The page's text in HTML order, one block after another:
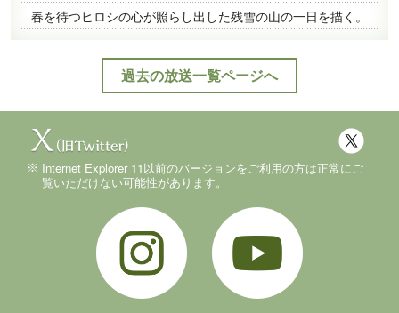
春を待つヒロシの心が照らし出した残雪の山の一日を描く。
過去の放送一覧ページへ
Internet Explorer 11以前のバージョンをご利用の方は正常にご
覧いただけない可能性があります。
Instagram